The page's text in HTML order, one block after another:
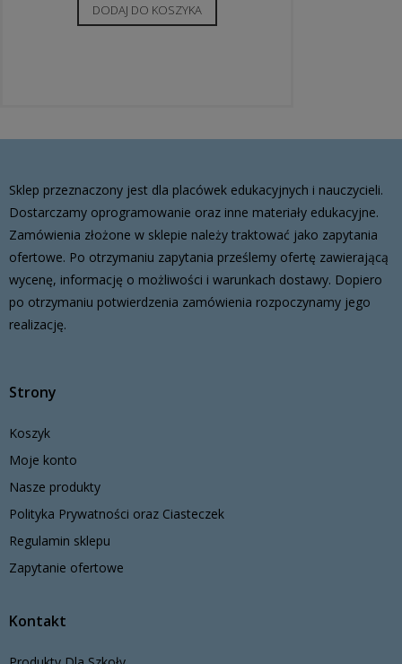
DODAJ DO KOSZYKA
Sklep przeznaczony jest dla placówek edukacyjnych i nauczycieli.
Dostarczamy oprogramowanie oraz inne materiały edukacyjne.
Zamówienia złożone w sklepie należy traktować jako zapytania
ofertowe. Po otrzymaniu zapytania prześlemy ofertę zawierającą
wycenę, informację o możliwości i warunkach dostawy. Dopiero
po otrzymaniu potwierdzenia zamówienia rozpoczynamy jego
realizację.
Strony
Koszyk
Moje konto
Nasze produkty
Polityka Prywatności oraz Ciasteczek
Regulamin sklepu
Zapytanie ofertowe
Kontakt